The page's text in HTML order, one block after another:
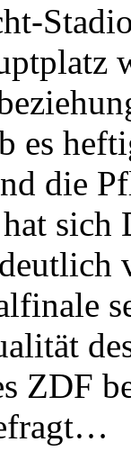
es
die
sich
ZDF